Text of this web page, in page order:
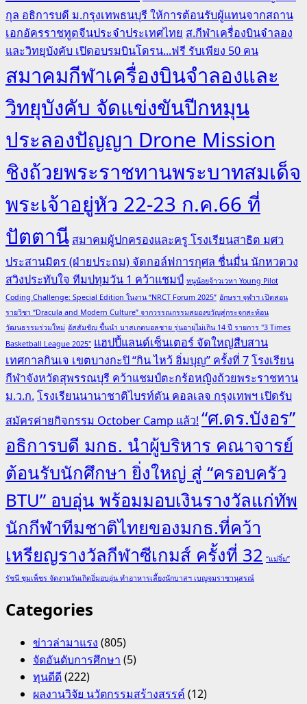
กุล อธิการบดี ม.กรุงเทพธนบุรี ให้การต้อนรับผู้แทนจากสถาน
เอกอัครราชทูตจีนประจำประเทศไทย ส.กีฬาเครื่องบินจำลอง
และวิทยุบังคับ เปิดอบรมบินโดรน...ฟรี รับเพียง 50 คน
สมาคมกีฬาเครื่องบินจำลองและ
วิทยุบังคับ จัดแข่งขันปีกหมุน
ประลองปัญญา Drone Mission
ชิงถ้วยพระราชทานพระบาทสมเด็จ
พระเจ้าอยู่หัว 22-23 ก.ค.66 ที่
ปัตตานี สมาคมผู้ปกครองและครู โรงเรียนสาธิต มศว
ประสานมิตร (ฝ่ายประถม) จัดกอล์ฟการกุศล ชื่นมื่น นักหวดวง
สวิงประทับใจ ทีมปทุมวัน 1 คว้าแชมป์ หนูน้อยจ้าวเวหา Young Pilot
Coding Challenge: Special Edition ในงาน “NRCT Forum 2025” อักษรฯ จุฬาฯ เปิดสอน
รายวิชา “Dracula and Modern Culture” จากวรรณกรรมสยองขวัญสู่กระจกสะท้อน
วัฒนธรรมร่วมใหม่ อัสสัมชัญ ขึ้นนำ บาสเกตบอลชาย รุ่นอายุไม่เกิน 14 ปี รายการ "3 Times
Basketball League 2025" แฮปปี้แลนด์เซ็นเตอร์ จัดใหญ่สืบสาน
เทศกาลกินเจ เขตบางกะปิ “กิน ไหว้ อิ่มบุญ” ครั้งที่ 7โรงเรียน
กีฬาจังหวัดสุพรรณบุรี คว้าแชมป์ตะกร้อหญิงถ้วยพระราชทาน
ม.ว.ก.โรงเรียนนานาชาติไบรท์ตัน คอลเลจ กรุงเทพฯ เปิดรับ
สมัครค่ายกิจกรรม October Camp แล้ว!“ศ.ดร.บังอร”
อธิการบดี มกธ. นำผู้บริหาร คณาจารย์
ต้อนรับนักศึกษา ยิ่งใหญ่ สู่ “ครอบครัว
BTU” อบอุ่น พร้อมมอบเงินรางวัลแก่ทัพ
นักกีฬาทีมชาติไทยของมกธ.ที่คว้า
เหรียญรางวัลกีฬาซีเกมส์ ครั้งที่ 32 “แม่จิ๋ม”
รัชนี ชุมเพ็ชร จัดงานวันเกิดอิ่มอบอุ่น ทำอาหารเลี้ยงนักบาสฯ เบญจมราชานุสรณ์
Categories
ข่าวล่ามาแรง (805)
จัดอันดับการศึกษา (5)
ทุนดีดี(222)
ผลงานวิจัย นวัตกรรมสร้างสรรค์ (12)